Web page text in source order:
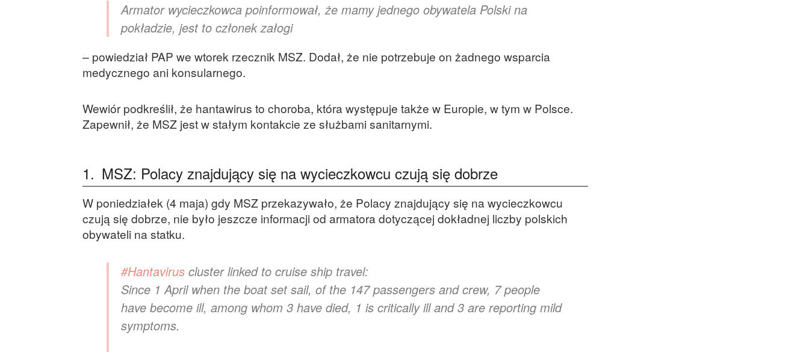
Armator wycieczkowca poinformował, że mamy jednego obywatela Polski na
pokładzie, jest to członek załogi
– powiedział PAP we wtorek rzecznik MSZ. Dodał, że nie potrzebuje on żadnego wsparcia
medycznego ani konsularnego.
Wewiór podkreślił, że hantawirus to choroba, która występuje także w Europie, w tym w Polsce.
Zapewnił, że MSZ jest w stałym kontakcie ze służbami sanitarnymi.
1. MSZ: Polacy znajdujący się na wycieczkowcu czują się dobrze
W poniedziałek (4 maja) gdy MSZ przekazywało, że Polacy znajdujący się na wycieczkowcu
czują się dobrze, nie było jeszcze informacji od armatora dotyczącej dokładnej liczby polskich
obywateli na statku.
#Hantavirus cluster linked to cruise ship travel:
Since 1 April when the boat set sail, of the 147 passengers and crew, 7 people
have become ill, among whom 3 have died, 1 is critically ill and 3 are reporting mild
symptoms.